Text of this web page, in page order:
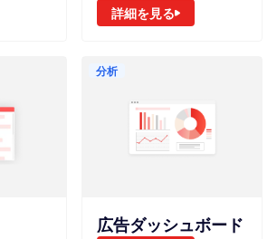
詳細を見る
分析
広告ダッシュボード